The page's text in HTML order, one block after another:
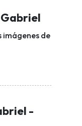
imágenes de
-